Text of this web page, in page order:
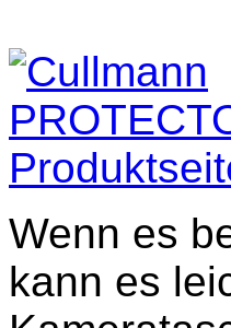
Wenn es
kann es